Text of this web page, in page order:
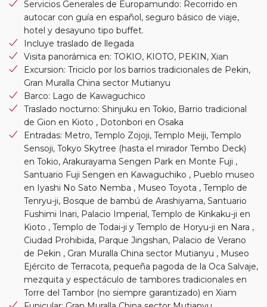
Servicios Generales de Europamundo: Recorrido en
autocar con guía en español, seguro básico de viaje,
hotel y desayuno tipo buffet.
Incluye traslado de llegada
Visita panorámica en: TOKIO, KIOTO, PEKIN, Xian
Excursion: Triciclo por los barrios tradicionales de Pekin,
Gran Muralla China sector Mutianyu
Barco: Lago de Kawaguchico
Traslado nocturno: Shinjuku en Tokio, Barrio tradicional
de Gion en Kioto , Dotonbori en Osaka
Entradas: Metro, Templo Zojoji, Templo Meiji, Templo
Sensoji, Tokyo Skytree (hasta el mirador Tembo Deck)
en Tokio, Arakurayama Sengen Park en Monte Fuji ,
Santuario Fuji Sengen en Kawaguchiko , Pueblo museo
en Iyashi No Sato Nemba , Museo Toyota , Templo de
Tenryu-ji, Bosque de bambú de Arashiyama, Santuario
Fushimi Inari, Palacio Imperial, Templo de Kinkaku-ji en
Kioto , Templo de Todai-ji y Templo de Horyu-ji en Nara ,
Ciudad Prohibida, Parque Jingshan, Palacio de Verano
de Pekin , Gran Muralla China sector Mutianyu , Museo
Ejército de Terracota, pequeña pagoda de la Oca Salvaje,
mezquita y espectáculo de tambores tradicionales en
Torre del Tambor (no siempre garantizado) en Xiam